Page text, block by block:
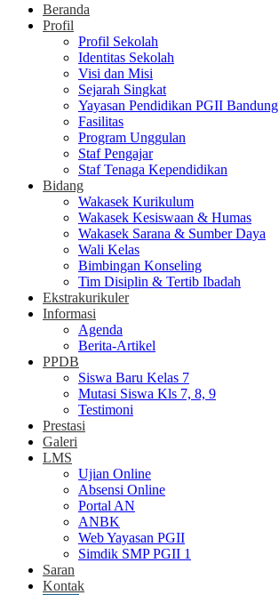
Beranda
Profil
Profil Sekolah
Identitas Sekolah
Visi dan Misi
Sejarah Singkat
Yayasan Pendidikan PGII Bandung
Fasilitas
Program Unggulan
Staf Pengajar
Staf Tenaga Kependidikan
Bidang
Wakasek Kurikulum
Wakasek Kesiswaan & Humas
Wakasek Sarana & Sumber Daya
Wali Kelas
Bimbingan Konseling
Tim Disiplin & Tertib Ibadah
Ekstrakurikuler
Informasi
Agenda
Berita-Artikel
PPDB
Siswa Baru Kelas 7
Mutasi Siswa Kls 7, 8, 9
Testimoni
Prestasi
Galeri
LMS
Ujian Online
Absensi Online
Portal AN
ANBK
Web Yayasan PGII
Simdik SMP PGII 1
Saran
Kontak